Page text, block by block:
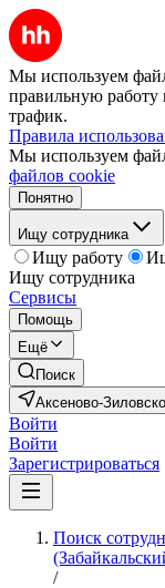
Мы используем
правильную работу
трафик.
Правила
Мы используем
файлов cookie
Понятно
Ищу сотрудника
Ищу работу
Ищу сотрудника
Сервисы
Помощь
Ещё
Поиск
Аксеново-
Войти
Войти
Зарегистрироваться
Поиск
/